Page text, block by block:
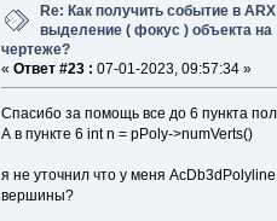
Re: Как получить событие в ARX
выделение ( фокус ) объекта на
чертеже?
« Ответ #23 : 07-01-2023, 09:57:34 »
Спасибо за помощь все до 6 пункта
А в пункте 6 int n = pPoly->numVerts()
я не уточнил что у меня
вершины?